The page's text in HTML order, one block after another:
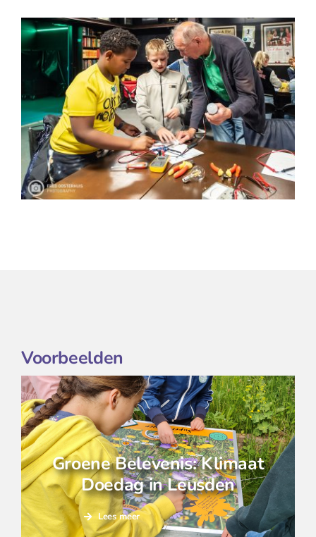
Voorbeelden
Groene Belevenis: Klimaat
Doedag in Leusden
Lees meer